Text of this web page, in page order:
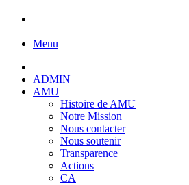
Menu
ADMIN
AMU
Histoire de AMU
Notre Mission
Nous contacter
Nous soutenir
Transparence
Actions
CA